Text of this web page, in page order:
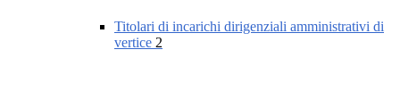
Titolari di incarichi dirigenziali amministrativi di
vertice 2